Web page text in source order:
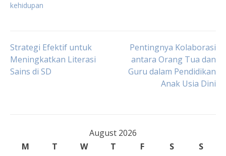
kehidupan
Post
navigation
Strategi Efektif untuk
Meningkatkan Literasi
Sains di SD
Pentingnya Kolaborasi
antara Orang Tua dan
Guru dalam Pendidikan
Anak Usia Dini
August 2026
M
T W T F S
S